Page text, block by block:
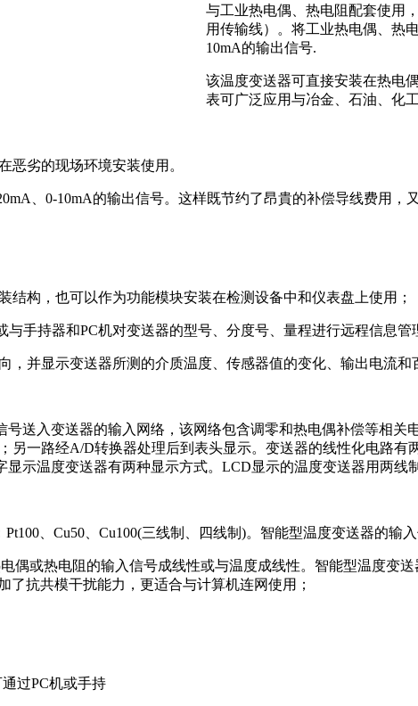
与工业热电偶、热电阻配套使用
用传输线）。将工业热电偶、热
10mA的输出信号.
该温度变送器可直接安装在热电
表可广泛应用与冶金、石油、化
恶劣的现场环境安装使用。
、0-10mA的输出信号。这样既节约了昂貴的补偿导线费用
结构，也可以作为功能模块安装在检测设备中和仪表盘上使用；
手持器和PC机对变送器的型号、分度号、量程进行远程信息管
，并显示变送器所测的介质温度、传感器值的变化、输出电流和
送入变送器的输入网络，该网络包含调零和热电偶补偿等相
另一路经A/D转换器处理后到表头显示。变送器的线性化电路有
示温度变送器有两种显示方式。LCD显示的温度变送器用两线
、Cu50、Cu100(三线制、四线制)。智能型温度变送器的输
偶或热电阻的输入信号成线性或与温度成线性。智能型温度变
抗共模干扰能力，更适合与计算机连网使用；
过PC机或手持